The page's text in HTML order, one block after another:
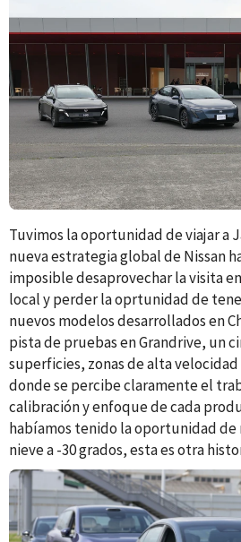
Tuvimos la oportunidad de viajar a
nueva estrategia global de Nissan
imposible desaprovechar la visita
local y perder la oprtunidad de
nuevos modelos desarrollados en
pista de pruebas en Grandrive, un
superficies, zonas de alta velocidad
donde se percibe claramente el
calibración y enfoque de cada
habíamos tenido la oportunidad de
nieve a -30 grados, esta es otra